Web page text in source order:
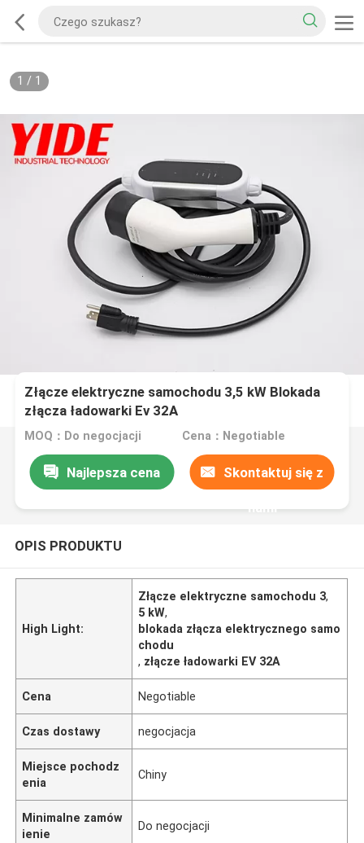
1 / 1
Złącze elektryczne samochodu 3,5 kW Blokada
złącza ładowarki Ev 32A
MOQ：Do negocjacji Cena：Negotiable
Najlepsza cena Skontaktuj się z
nami
OPIS PRODUKTU
High Light:
Złącze elektryczne samochodu 3,
5 kW,
blokada złącza elektrycznego samo
chodu
, złącze ładowarki EV 32A
Cena Negotiable
Czas dostawy negocjacja
Miejsce pochodz
enia
Chiny
Minimalne zamów
ienie
Do negocjacji